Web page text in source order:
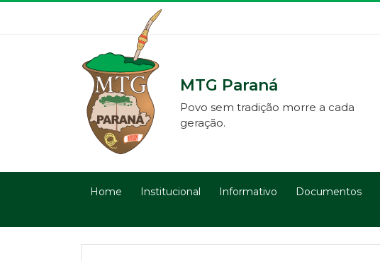
MTG Paraná
Povo sem tradição morre a cada
geração.
Home Institucional Informativo Documentos